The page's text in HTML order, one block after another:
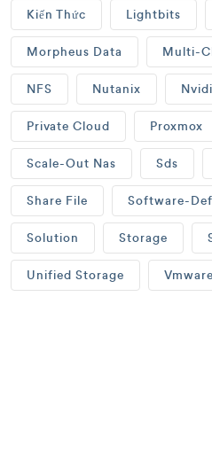
Kiến Thức Lightbits
Morpheus Data Multi-
NFS Nutanix
Private Cloud Proxmox
Scale-Out Nas Sds
Share File Software-
Solution Storage
Unified Storage Vmware